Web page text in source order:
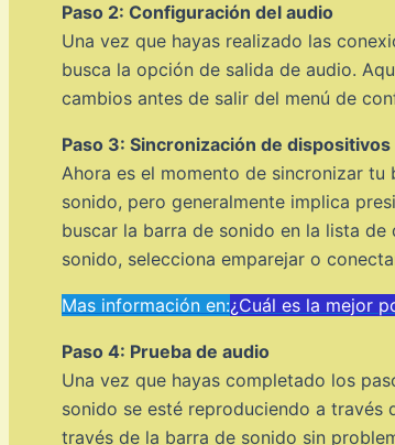
Paso 2: Configuración del audio
Una vez que hayas realizado las
busca la opción de salida de audio.
cambios antes de salir del menú de
Paso 3: Sincronización de dispositivos
Ahora es el momento de sincronizar
sonido, pero generalmente implica
buscar la barra de sonido en la lista
sonido, selecciona emparejar o
Mas información en:¿Cuál es la mejor
Paso 4: Prueba de audio
Una vez que hayas completado los
sonido se esté reproduciendo a través
través de la barra de sonido sin